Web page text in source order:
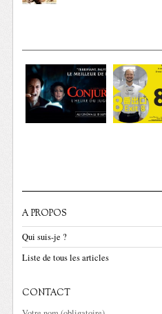
A PROPOS
Qui suis-je ?
Liste de tous les articles
CONTACT